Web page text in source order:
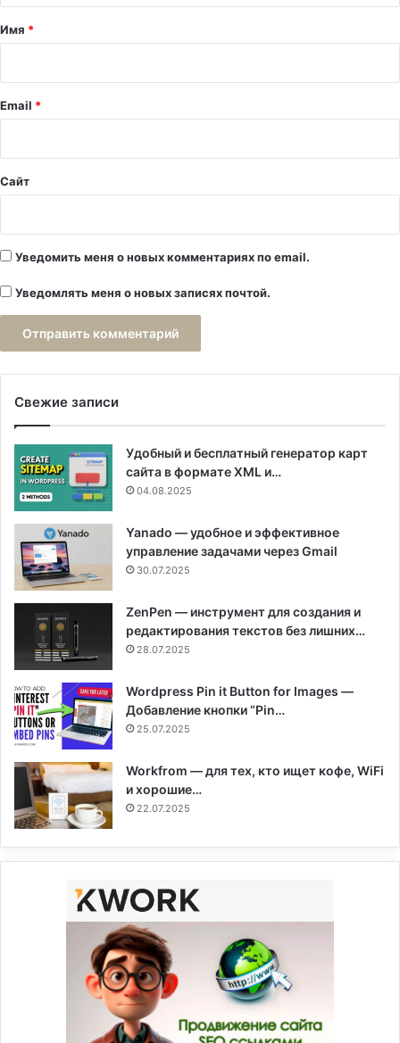
а
й
Имя *
Email *
Сайт
Уведомить меня о новых комментариях по email.
Уведомлять меня о новых записях почтой.
Свежие записи
Удобный и бесплатный генератор карт
сайта в формате XML и…
04.08.2025
Yanado — удобное и эффективное
управление задачами через Gmail
30.07.2025
ZenPen — инструмент для создания и
редактирования текстов без лишних…
28.07.2025
Wordpress Pin it Button for Images —
Добавление кнопки “Pin…
25.07.2025
Workfrom — для тех, кто ищет кофе, WiFi
и хорошие…
22.07.2025